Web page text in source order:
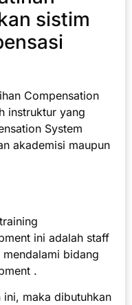
sistim
Compensation
instruktur yang
System
akademisi maupun
ini adalah staff
bidang
.
ini, maka dibutuhkan